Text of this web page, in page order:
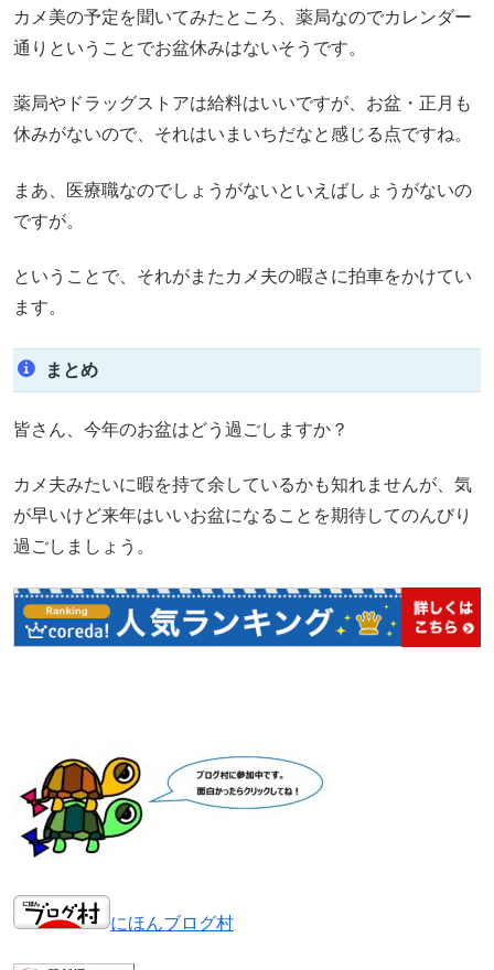
カメ美の予定を聞いてみたところ、薬局なのでカレンダー
通りということでお盆休みはないそうです。
薬局やドラッグストアは給料はいいですが、お盆・正月も
休みがないので、それはいまいちだなと感じる点ですね。
まあ、医療職なのでしょうがないといえばしょうがないの
ですが。
ということで、それがまたカメ夫の暇さに拍車をかけてい
ます。
まとめ
皆さん、今年のお盆はどう過ごしますか？
カメ夫みたいに暇を持て余しているかも知れませんが、気
が早いけど来年はいいお盆になることを期待してのんびり
過ごしましょう。
にほんブログ村